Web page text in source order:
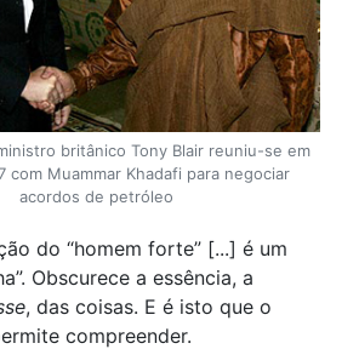
britânico Tony Blair reuniu-se em
com Muammar Khadafi para negociar
acordos de petróleo
do “homem forte” [...] é um
Obscurece a essência, a
, das coisas. E é isto que o
compreender.